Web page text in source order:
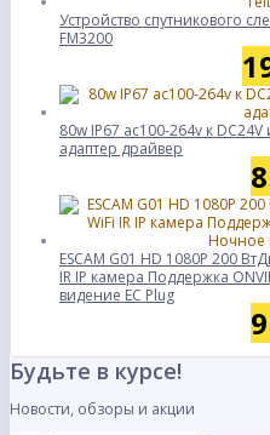
Устройство спутникового
FM3200
80w IP67 ac100-264v к
адаптер драйвер
ESCAM G01 HD 1080P 200
IR IP камера Поддержка
видение ЕС Plug
Будьте в курсе!
Новости, обзоры и акции